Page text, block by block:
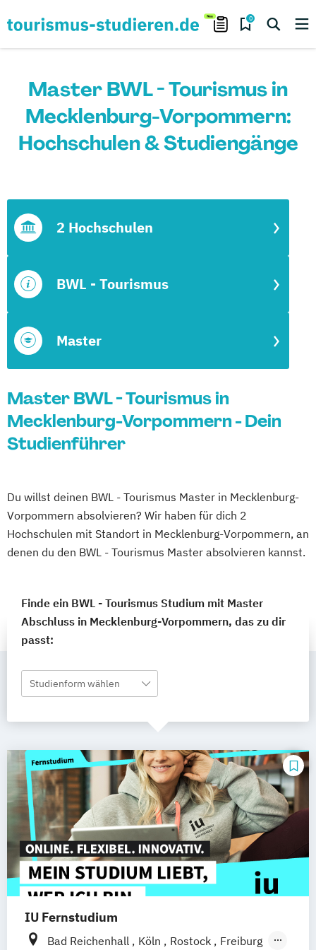
0
Master BWL - Tourismus in
Mecklenburg-Vorpommern:
Hochschulen & Studiengänge
Master
BWL - Tourismus
2 Hochschulen
Master BWL - Tourismus in
Mecklenburg-Vorpommern - Dein
Studienführer
Du willst deinen BWL - Tourismus Master in Mecklenburg-
Vorpommern absolvieren? Wir haben für dich 2
Hochschulen mit Standort in Mecklenburg-Vorpommern, an
denen du den BWL - Tourismus Master absolvieren kannst.
Finde ein BWL - Tourismus Studium mit Master
Abschluss in Mecklenburg-Vorpommern, das zu dir
passt:
Studienform wählen
IU Fernstudium
Bad Reichenhall Köln Rostock
Freiburg